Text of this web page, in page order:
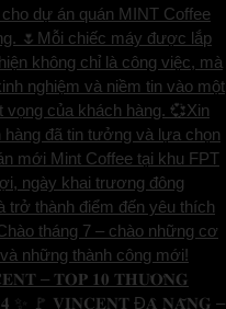
dự án quán MINT Coffee
🌷Mỗi chiếc máy được lắp
không chỉ là công việc, mà
nghiệm và niềm tin vào một
của khách hàng. 💞Xin
đã tin tưởng và lựa chọn
mới Mint Coffee tại khu FPT
ngày khai trương đông
trở thành điểm đến yêu thích
tháng 7 – chào những cơ
những thành công mới!
– 𝐓𝐎𝐏 𝟏𝟎 𝐓𝐇𝐔̛𝐎̛𝐍𝐆
✨ 🚩 𝐕𝐈𝐍𝐂𝐄𝐍𝐓 Đ𝐀̀ 𝐍𝐀̆̃𝐍𝐆 –